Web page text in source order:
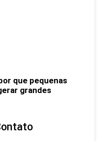
que pequenas
grandes